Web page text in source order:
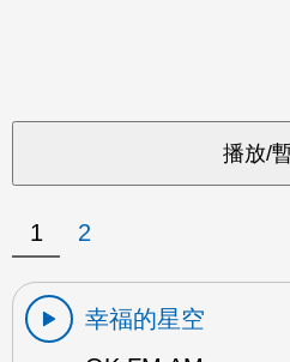
1 2
幸福的星空